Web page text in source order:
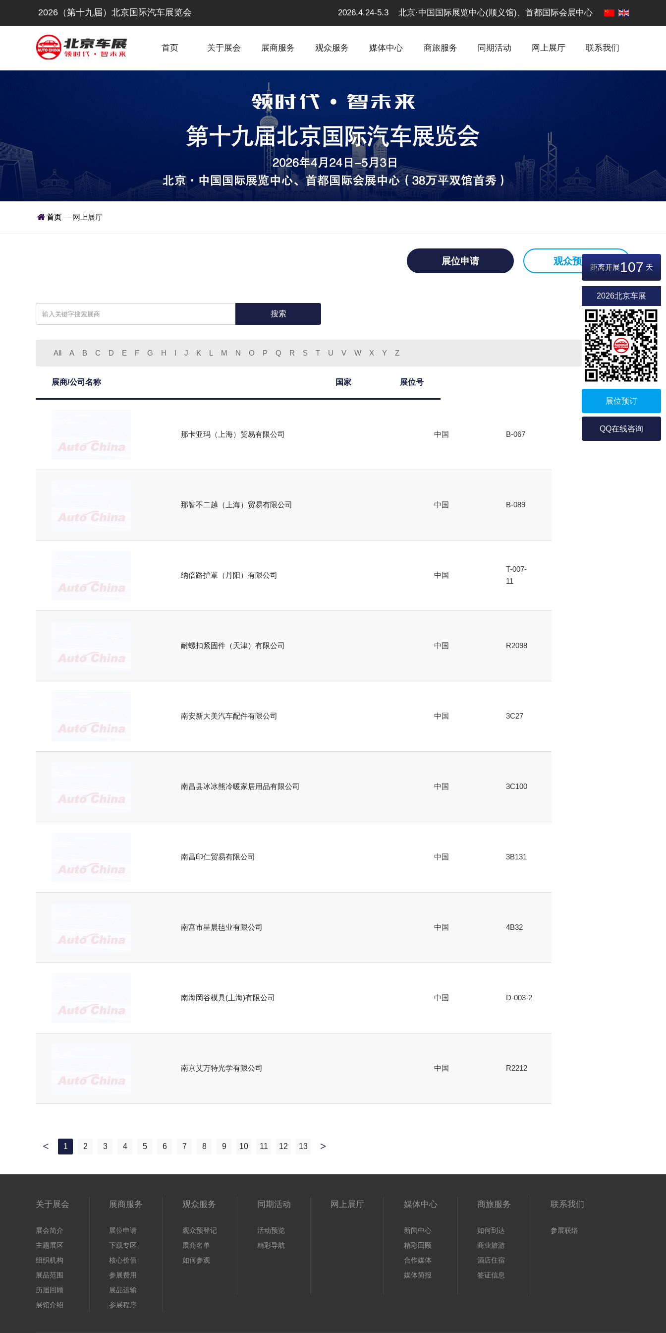
2026（第十九届）北京国际汽车展览会 2026.4.24-5.3 北京·中国国际展览中心(顺义馆)、首都国际会展中心
首页 关于展会 展商服务 观众服务 媒体中心 商旅服务 同期活动 网上展厅 联系我们
距离开展107 天
2026北京车展
展位预订
QQ在线咨询
首页 — 网上展厅
展位申请 观众预登记
搜索
All A B C D E F G H I J K L M N O P Q R S T U V W X Y Z
展商/公司名称 国家 展位号
那卡亚玛（上海）贸易有限公司 中国 B-067
那智不二越（上海）贸易有限公司 中国 B-089
纳倍路护罩（丹阳）有限公司 中国
T-007-
11
耐螺扣紧固件（天津）有限公司 中国 R2098
南安新大美汽车配件有限公司 中国 3C27
南昌县冰冰熊冷暖家居用品有限公司 中国 3C100
南昌印仁贸易有限公司 中国 3B131
南宫市星晨毡业有限公司 中国 4B32
南海岡谷模具(上海)有限公司 中国 D-003-2
南京艾万特光学有限公司 中国 R2212
1 2 3 4 5 6 7 8 9 10 11 12 13
关于展会
展会简介
主题展区
组织机构
展品范围
历届回顾
展馆介绍
展商服务
展位申请
下载专区
核心价值
参展费用
展品运输
参展程序
观众服务
观众预登记
展商名单
如何参观
同期活动
活动预览
精彩导航
网上展厅 媒体中心
新闻中心
精彩回顾
合作媒体
媒体简报
商旅服务
如何到达
商业旅游
酒店住宿
签证信息
联系我们
参展联络